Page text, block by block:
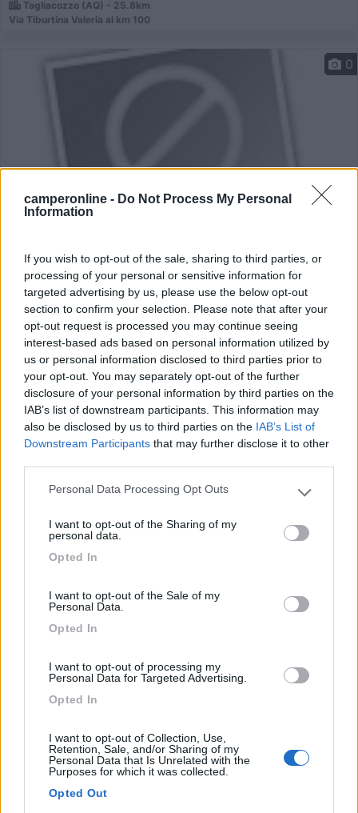
camperonline - Do Not Process My Personal
Information
If you wish to opt-out of the sale, sharing to third parties, or
processing of your personal or sensitive information for
targeted advertising by us, please use the below opt-out
section to confirm your selection. Please note that after your
opt-out request is processed you may continue seeing
interest-based ads based on personal information utilized by
us or personal information disclosed to third parties prior to
your opt-out. You may separately opt-out of the further
disclosure of your personal information by third parties on the
IAB’s list of downstream participants. This information may
also be disclosed by us to third parties on the IAB’s List of
Downstream Participants that may further disclose it to other
Please note that this website/app uses one or more Google
not limited to your visit or usage behaviour. You may click to
grant or deny consent to Google and its third-party tags to
use your data for below specified purposes in below Google
Personal Data Processing Opt Outs
I want to opt-out of the Sharing of my
personal data.
Opted In
I want to opt-out of the Sale of my
Personal Data.
Opted In
I want to opt-out of processing my
Personal Data for Targeted Advertising.
Opted In
I want to opt-out of Collection, Use,
Retention, Sale, and/or Sharing of my
Personal Data that Is Unrelated with the
Purposes for which it was collected.
Opted Out
Tagliacozzo (AQ) - 25.8km
Via Tiburtina Valeria al km 100
Campeggio
0
Luisiana Camping
5,2 5
Servizi / Posizione
Subiaco (RM) - 34.7km
Via della Bandita,5
Campeggio
Campeggio Funivia del Gran Sasso
Servizi / Posizione